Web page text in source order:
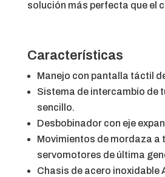
solución más perfecta que el
Características
Manejo con pantalla táctil
Sistema de intercambio de
sencillo.
Desbobinador con eje
Movimientos de mordaza a
servomotores de última
Chasis de acero inoxidable